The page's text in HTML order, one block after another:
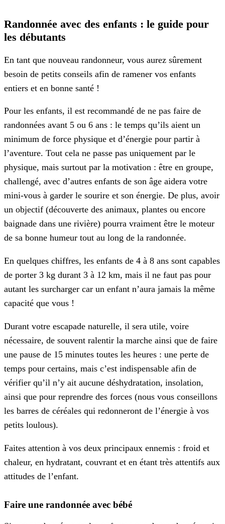
Randonnée avec des enfants : le guide pour
les débutants
En tant que nouveau randonneur, vous aurez sûrement
besoin de petits conseils afin de ramener vos enfants
entiers et en bonne santé !
Pour les enfants, il est recommandé de ne pas faire de
randonnées avant 5 ou 6 ans : le temps qu’ils aient un
minimum de force physique et d’énergie pour partir à
l’aventure. Tout cela ne passe pas uniquement par le
physique, mais surtout par la motivation : être en groupe,
challengé, avec d’autres enfants de son âge aidera votre
mini-vous à garder le sourire et son énergie. De plus, avoir
un objectif (découverte des animaux, plantes ou encore
baignade dans une rivière) pourra vraiment être le moteur
de sa bonne humeur tout au long de la randonnée.
En quelques chiffres, les enfants de 4 à 8 ans sont capables
de porter 3 kg durant 3 à 12 km, mais il ne faut pas pour
autant les surcharger car un enfant n’aura jamais la même
capacité que vous !
Durant votre escapade naturelle, il sera utile, voire
nécessaire, de souvent ralentir la marche ainsi que de faire
une pause de 15 minutes toutes les heures : une perte de
temps pour certains, mais c’est indispensable afin de
vérifier qu’il n’y ait aucune déshydratation, insolation,
ainsi que pour reprendre des forces (nous vous conseillons
les barres de céréales qui redonneront de l’énergie à vos
petits loulous).
Faites attention à vos deux principaux ennemis : froid et
chaleur, en hydratant, couvrant et en étant très attentifs aux
attitudes de l’enfant.
Faire une randonnée avec bébé